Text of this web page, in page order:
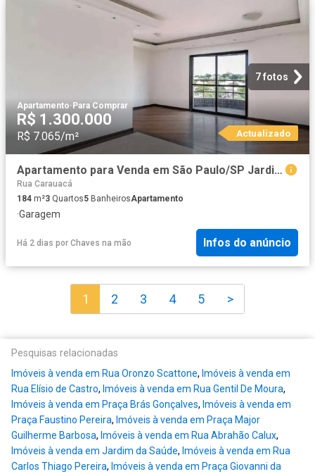
7 fotos
Apartamento·Para Comprar
R$ 1.300.000
R$ 7.065/m² Actualizado
Apartamento para Venda em São Paulo/SP Jardim da Saude 3 Quartos
Rua Carauacá
184 m²3 Quartos5 BanheirosApartamento
·Garagem
Há 2 dias por Chaves na mão Infos do anúncio
1 2 3 4 5 >
Pesquisas relacionadas
Imóveis à venda em Rua Oronzo Scattone, Imóveis à venda em
Rua Elísio de Castro, Imóveis à venda em Rua Gentil De Moura,
Imóveis à venda em Praça Brás Gonçalves, Imóveis à venda em
Praça Faustino Pereira, Imóveis à venda em Praça Major
Guilherme Barbosa, Imóveis à venda em Rua Abrahão Calux,
Imóveis à venda em Jardim da Saúde, Imóveis à venda em Rua
Carlos Thiago Pereira, Imóveis à venda em Praça Giovanni da